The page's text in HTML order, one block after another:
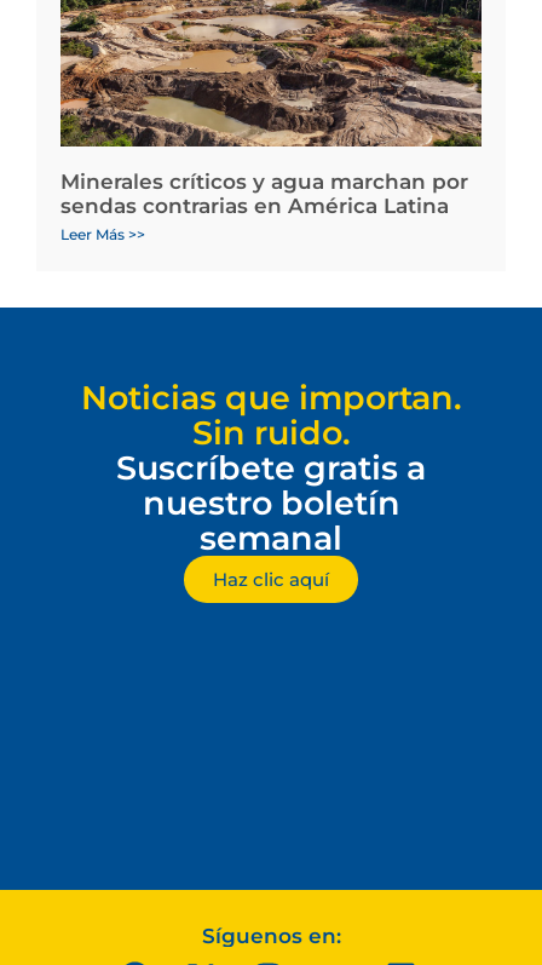
Minerales críticos y agua marchan por
sendas contrarias en América Latina
Leer Más >>
Noticias que importan.
Sin ruido.
Suscríbete gratis a
nuestro boletín
semanal
Haz clic aquí
Síguenos en: